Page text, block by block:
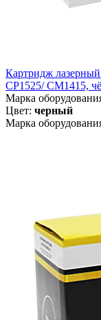
Картридж
CP1525/ CM1415,
Марка
Цвет: черный
Марка